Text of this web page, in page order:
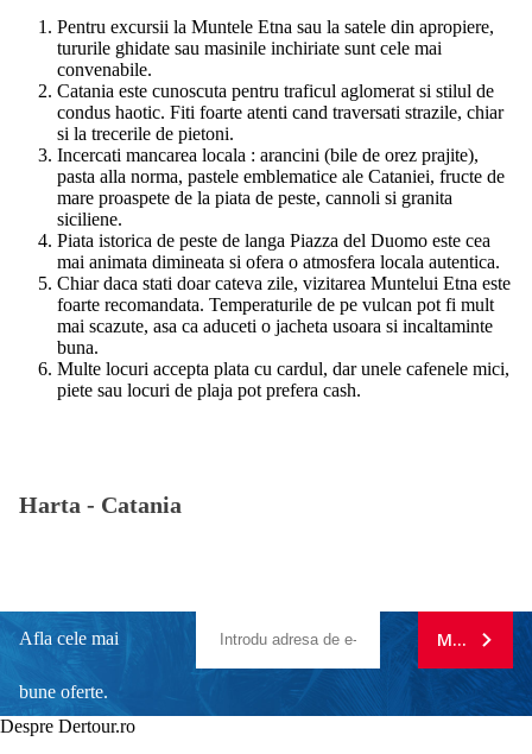
Pentru excursii la Muntele Etna sau la satele din apropiere,
tururile ghidate sau masinile inchiriate sunt cele mai
convenabile.
Catania este cunoscuta pentru traficul aglomerat si stilul de
condus haotic. Fiti foarte atenti cand traversati strazile, chiar
si la trecerile de pietoni.
Incercati mancarea locala : arancini (bile de orez prajite),
pasta alla norma, pastele emblematice ale Cataniei, fructe de
mare proaspete de la piata de peste, cannoli si granita
siciliene.
Piata istorica de peste de langa Piazza del Duomo este cea
mai animata dimineata si ofera o atmosfera locala autentica.
Chiar daca stati doar cateva zile, vizitarea Muntelui Etna este
foarte recomandata. Temperaturile de pe vulcan pot fi mult
mai scazute, asa ca aduceti o jacheta usoara si incaltaminte
buna.
Multe locuri accepta plata cu cardul, dar unele cafenele mici,
piete sau locuri de plaja pot prefera cash.
Harta - Catania
Afla cele mai
bune oferte.
MA
Despre Dertour.ro